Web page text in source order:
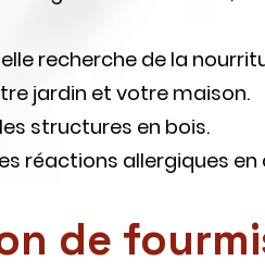
recherche de la
jardin et votre maison.
structures en bois.
réactions allergiques en
de